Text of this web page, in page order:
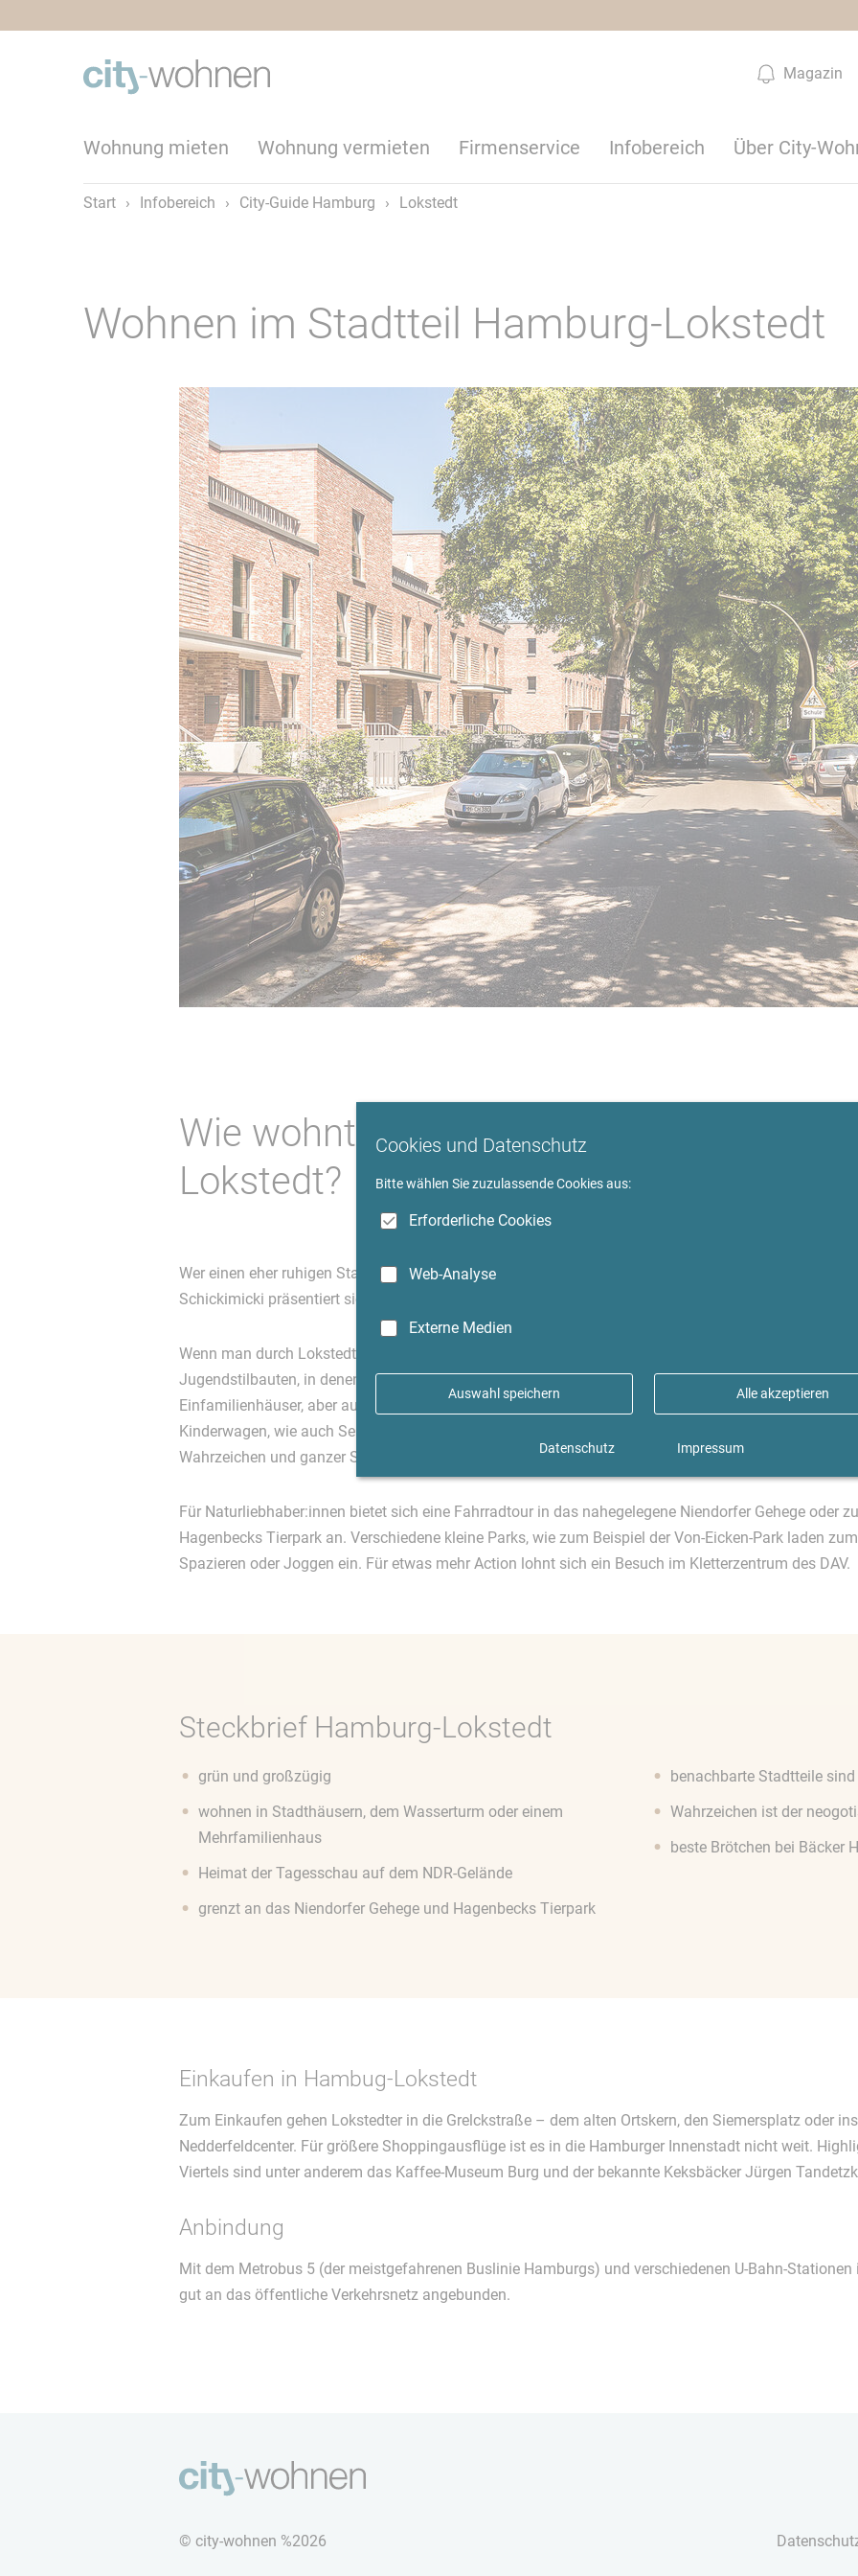
Magazin
Wohnung mieten Wohnung vermieten Firmenservice Infobereich Über City-
Start › Infobereich › City-Guide Hamburg › Lokstedt
Wohnen im Stadtteil Hamburg-Lokstedt
Wie wohnt man im Hamburger Stadtteil
Lokstedt?
Wer einen eher ruhigen Stadtteil mit Kleinstadtflair sucht, ist in Hamburg-Lokstedt richtig. Ohne viel
Schickimicki präsentiert sich der Stadtteil familienfreundlich und grün.
Wenn man durch Lokstedt läuft, fallen einem viele Gegensätze auf. Da gibt es die wunderschönen
Jugendstilbauten, in denen betuchte Familien wohnen, Rotklinkerbauten aus den 50ern, Reihen- und
Einfamilienhäuser, aber auch Hochhaussiedlungen. Auf den Straßen trifft man ebenso junge Mütter
Kinderwagen, wie auch Senioren, die sich zum Kaffeetrinken treffen – friedlicher könnte es kaum
Wahrzeichen und ganzer Stolz Lokstedts ist der 1911 erbaute Wasserturm im neogistischen Stil.
Für Naturliebhaber:innen bietet sich eine Fahrradtour in das nahegelegene Niendorfer Gehege oder
Hagenbecks Tierpark an. Verschiedene kleine Parks, wie zum Beispiel der Von-Eicken-Park laden zum
Spazieren oder Joggen ein. Für etwas mehr Action lohnt sich ein Besuch im Kletterzentrum des DAV.
Steckbrief Hamburg-Lokstedt
grün und großzügig
wohnen in Stadthäusern, dem Wasserturm oder einem
Mehrfamilienhaus
Heimat der Tagesschau auf dem NDR-Gelände
grenzt an das Niendorfer Gehege und Hagenbecks Tierpark
benachbarte Stadtteile
Wahrzeichen ist der
beste Brötchen bei Bäcker
Einkaufen in Hambug-Lokstedt
Zum Einkaufen gehen Lokstedter in die Grelckstraße – dem alten Ortskern, den Siemersplatz oder ins
Nedderfeldcenter. Für größere Shoppingausflüge ist es in die Hamburger Innenstadt nicht weit.
Viertels sind unter anderem das Kaffee-Museum Burg und der bekannte Keksbäcker Jürgen
Anbindung
Mit dem Metrobus 5 (der meistgefahrenen Buslinie Hamburgs) und verschiedenen U-Bahn-Stationen
gut an das öffentliche Verkehrsnetz angebunden.
© city-wohnen %2026
Cookies und Datenschutz
Bitte wählen Sie zuzulassende Cookies aus:
Erforderliche Cookies
Web-Analyse
Externe Medien
Auswahl speichern Alle akzeptieren
Datenschutz Impressum